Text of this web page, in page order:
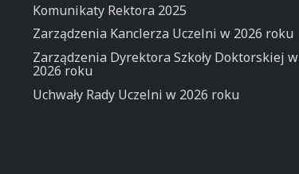
Komunikaty Rektora 2025
Zarządzenia Kanclerza Uczelni w 2026 roku
Zarządzenia Dyrektora Szkoły Doktorskiej w
2026 roku
Uchwały Rady Uczelni w 2026 roku